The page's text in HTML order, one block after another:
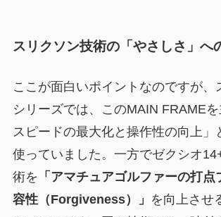
スリクソン技術の「やさしさ」へ
ここが面白いポイントなのですが、
シリーズでは、このMAIN FRAME
スピードの最大化と操作性の向上」
使っていました。一方でゼクシオ
術を 「アマチュアゴルファーの打
容性（Forgiveness）」 を向上させ